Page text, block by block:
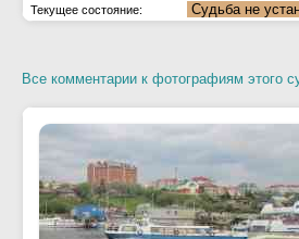
Текущее состояние: Судьба не
Все комментарии к фотографиям этого